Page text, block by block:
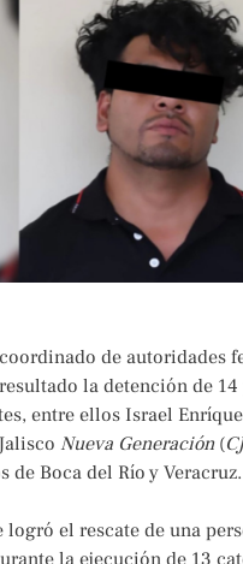
de autoridades
la detención de 14
entre ellos Israel
Nueva Generación (
de Boca del Río y Veracruz.
logró el rescate de una
la ejecución de 13